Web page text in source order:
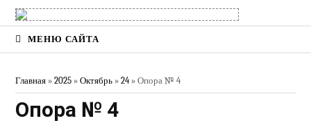
МЕНЮ САЙТА
Главная »2025 » Октябрь » 24» Опора № 4
Опора № 4